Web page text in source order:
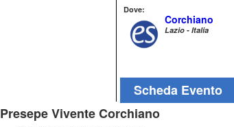
Dove:
Corchiano
Lazio - Italia
Scheda Evento
Presepe Vivente Corchiano